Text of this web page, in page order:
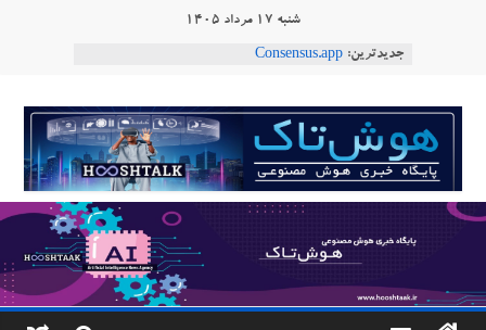
شنبه ۱۷ مرداد ۱۴۰۵
جدیدترین: ربات T‑800
دستاورد تازه ایلان ماسک؛ هوش مصنوعی با لهجه
طبیعی فارسی
ربات «Aru» محصول شرکت فرانسوی Nio
Robotics
هوشتاک
پایگاه
خبری